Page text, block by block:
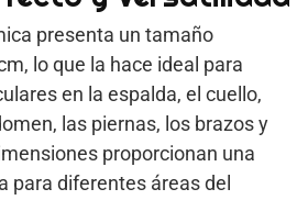
presenta un tamaño
lo que la hace ideal para
en la espalda, el cuello,
las piernas, los brazos y
proporcionan una
para diferentes áreas del